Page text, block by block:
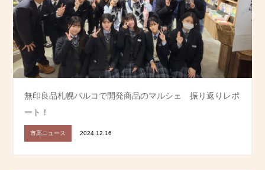
無印良品札幌パルコで開発商品のマルシェ 振り返りレポ
ート！
市高ニュース 2024.12.16